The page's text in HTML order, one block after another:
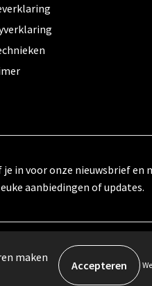
je in voor onze nieuwsbrief en
aanbiedingen of updates.
maken